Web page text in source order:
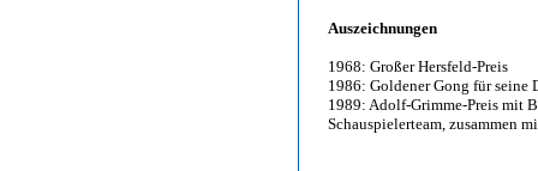
Auszeichnungen
1968: Großer Hersfeld-Preis
1986: Goldener Gong für seine
1989: Adolf-Grimme-Preis mit
Schauspielerteam, zusammen